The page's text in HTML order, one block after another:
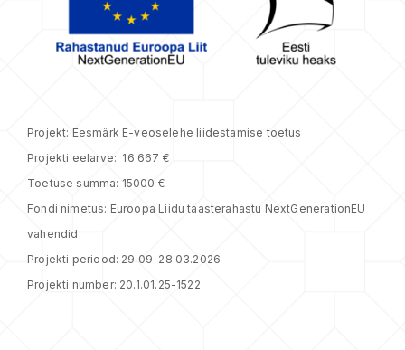
Projekt: Eesmärk E-veoselehe liidestamise toetus
Projekti eelarve: 16 667 €
Toetuse summa: 15000 €
Fondi nimetus: Euroopa Liidu taasterahastu NextGenerationEU
vahendid
Projekti periood: 29.09-28.03.2026
Projekti number: 20.1.01.25-1522